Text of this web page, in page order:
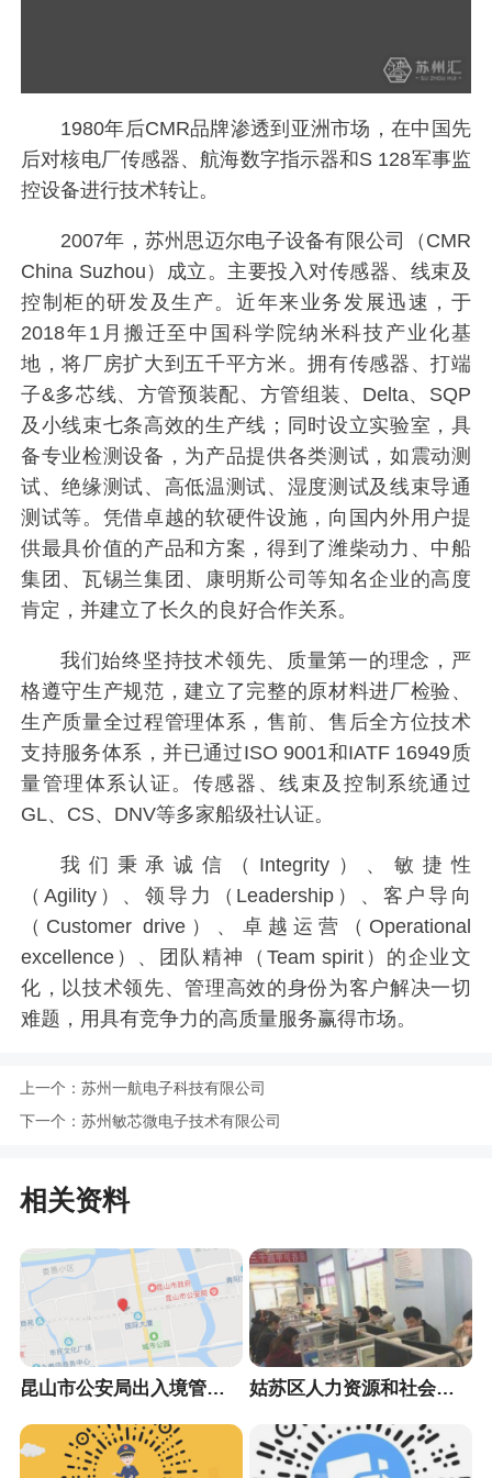
1980年后CMR品牌渗透到亚洲市场，在中国先
后对核电厂传感器、航海数字指示器和S 128军事监
控设备进行技术转让。
2007年，苏州思迈尔电子设备有限公司（CMR
China Suzhou）成立。主要投入对传感器、线束及
控制柜的研发及生产。近年来业务发展迅速，于
2018年1月搬迁至中国科学院纳米科技产业化基
地，将厂房扩大到五千平方米。拥有传感器、打端
子&多芯线、方管预装配、方管组装、Delta、SQP
及小线束七条高效的生产线；同时设立实验室，具
备专业检测设备，为产品提供各类测试，如震动测
试、绝缘测试、高低温测试、湿度测试及线束导通
测试等。凭借卓越的软硬件设施，向国内外用户提
供最具价值的产品和方案，得到了潍柴动力、中船
集团、瓦锡兰集团、康明斯公司等知名企业的高度
肯定，并建立了长久的良好合作关系。
我们始终坚持技术领先、质量第一的理念，严
格遵守生产规范，建立了完整的原材料进厂检验、
生产质量全过程管理体系，售前、售后全方位技术
支持服务体系，并已通过ISO 9001和IATF 16949质
量管理体系认证。传感器、线束及控制系统通过
GL、CS、DNV等多家船级社认证。
我们秉承诚信（Integrity）、敏捷性
（Agility）、领导力（Leadership）、客户导向
（Customer drive）、卓越运营（Operational
excellence）、团队精神（Team spirit）的企业文
化，以技术领先、管理高效的身份为客户解决一切
难题，用具有竞争力的高质量服务赢得市场。
上一个： 苏州一航电子科技有限公司
下一个： 苏州敏芯微电子技术有限公司
相关资料
昆山市公安局出入境管理大队 姑苏区人力资源和社会保障局